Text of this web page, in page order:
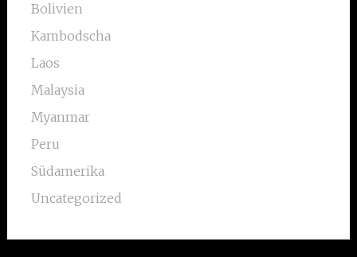
Bolivien
Kambodscha
Laos
Malaysia
Myanmar
Peru
Südamerika
Uncategorized